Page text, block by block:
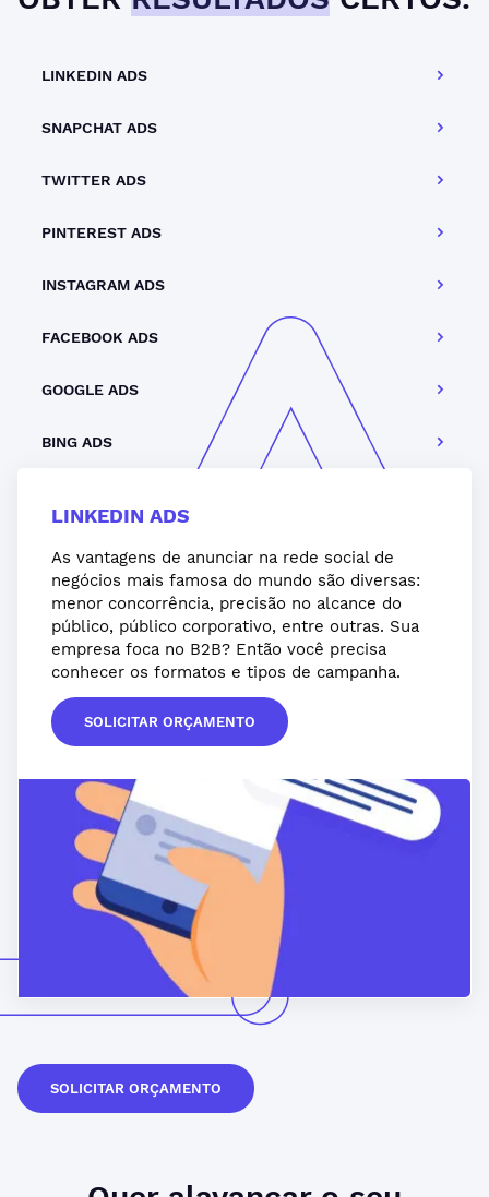
LINKEDIN ADS
SNAPCHAT ADS
TWITTER ADS
PINTEREST ADS
INSTAGRAM ADS
FACEBOOK ADS
GOOGLE ADS
BING ADS
LINKEDIN ADS
As vantagens de anunciar na rede social de
negócios mais famosa do mundo são diversas:
menor concorrência, precisão no alcance do
público, público corporativo, entre outras. Sua
empresa foca no B2B? Então você precisa
conhecer os formatos e tipos de campanha.
SOLICITAR ORÇAMENTO
SOLICITAR ORÇAMENTO